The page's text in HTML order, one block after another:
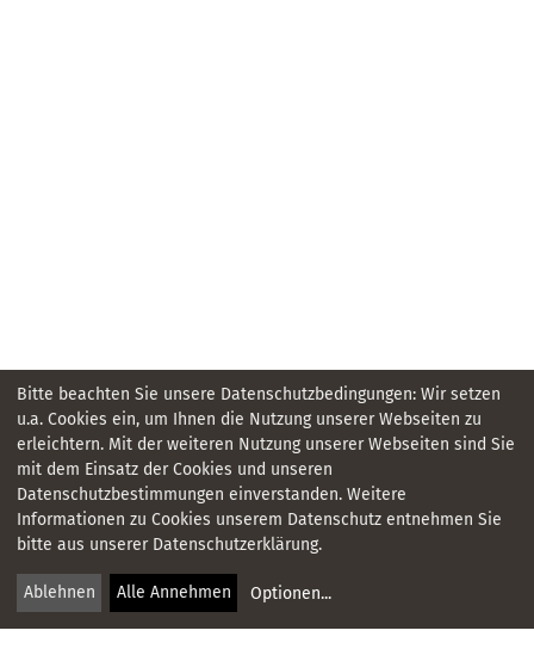
KONTAKT
IMPRESSUM
DATENSCHUTZ
Bitte beachten Sie unsere Datenschutzbedingungen: Wir setzen
u.a. Cookies ein, um Ihnen die Nutzung unserer Webseiten zu
erleichtern. Mit der weiteren Nutzung unserer Webseiten sind Sie
mit dem Einsatz der Cookies und unseren
Datenschutzbestimmungen einverstanden. Weitere
Informationen zu Cookies unserem Datenschutz entnehmen Sie
bitte aus unserer Datenschutzerklärung.
Ablehnen Alle Annehmen Optionen...